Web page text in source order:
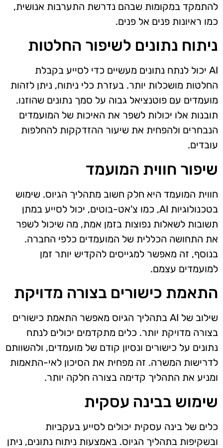
להתמקד במקומות שבהם נדרשת התערבות אנושית,
כמו ראיונות פנים אל פנים.
ניתוח נתונים לשיפור החלטות
AI יכול לנתח נתונים מעשיים כדי לסייע בקבלת
החלטות מושכלות יותר. בעזרת כלי ניתוח, ניתן לזהות
מועמדים עם פוטנציאל גבוה על סמך נתונים שהוזנו.
תובנות אלו יכולות לשפר את האיכות של המועמדים
הנבחרים ולהפחית את שיעור ההזדקקות להחלפות
עובדים.
שיפור חווית המועמד
חווית המועמד היא חלק חשוב מתהליך הגיוס. שימוש
בטכנולוגיות AI, כמו צ'אט-בוטים, יכול לסייע במתן
תשובות לשאלות נפוצות בזמן אמת, מה שיכול לשפר
את התחושה הכללית של המועמדים כלפי החברה.
בנוסף, זה מאפשר למגייסים להקדיש יותר זמן
למועמדים עצמם.
התאמת כישורים בצורה מדויקת
שילוב של AI בתהליך הגיוס מאפשר התאמת כישורים
בצורה מדויקת יותר. כלים מתקדמים יכולים לנתח
נתונים על כישורים ונסיון קודם של מועמדים, ולהשוותם
לדרישות המשרה. זה מפחית את הסיכון לאי-התאמות
ומניע את התהליך קדימה בצורה חלקה יותר.
שימוש בבינה עסקית
כלים של בינה עסקית יכולים לסייע בעקביות
ובשקיפות בתהליך הגיוס. באמצעות ניתוח נתונים, ניתן